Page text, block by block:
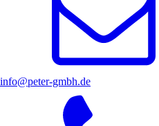
info@peter-gmbh.de